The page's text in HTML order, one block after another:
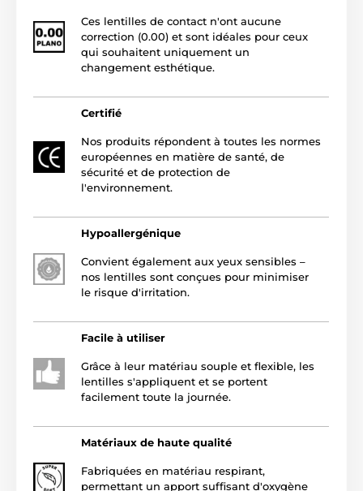
Ces lentilles de contact n'ont aucune
correction (0.00) et sont idéales pour ceux
qui souhaitent uniquement un
changement esthétique.
Certifié
Nos produits répondent à toutes les normes
européennes en matière de santé, de
sécurité et de protection de
l'environnement.
Hypoallergénique
Convient également aux yeux sensibles –
nos lentilles sont conçues pour minimiser
le risque d'irritation.
Facile à utiliser
Grâce à leur matériau souple et flexible, les
lentilles s'appliquent et se portent
facilement toute la journée.
Matériaux de haute qualité
Fabriquées en matériau respirant,
permettant un apport suffisant d'oxygène